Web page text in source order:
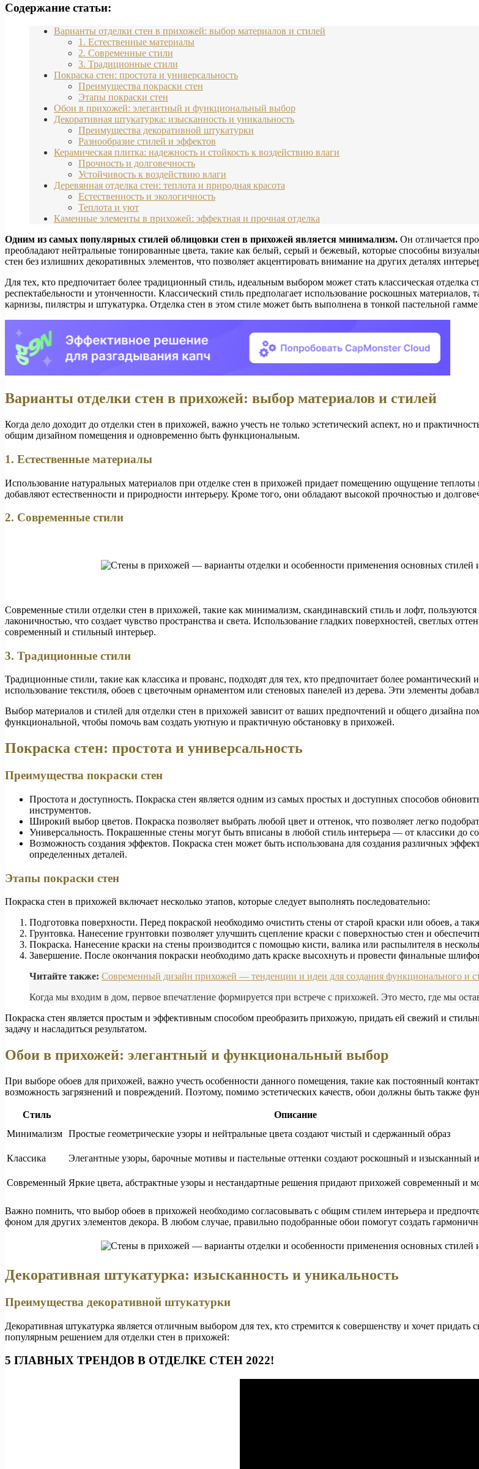
Содержание статьи:
Варианты отделки стен в прихожей: выбор материалов и стилей
1. Естественные материалы
2. Современные стили
3. Традиционные стили
Покраска стен: простота и универсальность
Преимущества покраски стен
Этапы покраски стен
Обои в прихожей: элегантный и функциональный выбор
Декоративная штукатурка: изысканность и уникальность
Преимущества декоративной штукатурки
Разнообразие стилей и эффектов
Керамическая плитка: надежность и стойкость к воздействию влаги
Прочность и долговечность
Устойчивость к воздействию влаги
Деревянная отделка стен: теплота и природная красота
Естественность и экологичность
Теплота и уют
Каменные элементы в прихожей: эффектная и прочная отделка
Одним из самых популярных стилей облицовки стен в прихожей является минимализм. Он отличается
преобладают нейтральные тонированные цвета, такие как белый, серый и бежевый, которые способны
стен без излишних декоративных элементов, что позволяет акцентировать внимание на других деталях
Для тех, кто предпочитает более традиционный стиль, идеальным выбором может стать классическая отделка
респектабельности и утонченности. Классический стиль предполагает использование роскошных
карнизы, пилястры и штукатурка. Отделка стен в этом стиле может быть выполнена в тонкой пастельной
Варианты отделки стен в прихожей: выбор материалов и стилей
Когда дело доходит до отделки стен в прихожей, важно учесть не только эстетический аспект, но и
общим дизайном помещения и одновременно быть функциональным.
1. Естественные материалы
Использование натуральных материалов при отделке стен в прихожей придает помещению ощущение
добавляют естественности и природности интерьеру. Кроме того, они обладают высокой прочностью и
2. Современные стили
Современные стили отделки стен в прихожей, такие как минимализм, скандинавский стиль и лофт,
лаконичностью, что создает чувство пространства и света. Использование гладких поверхностей, светлых
современный и стильный интерьер.
3. Традиционные стили
Традиционные стили, такие как классика и прованс, подходят для тех, кто предпочитает более
использование текстиля, обоев с цветочным орнаментом или стеновых панелей из дерева. Эти элементы
Выбор материалов и стилей для отделки стен в прихожей зависит от ваших предпочтений и общего дизайна
функциональной, чтобы помочь вам создать уютную и практичную обстановку в прихожей.
Покраска стен: простота и универсальность
Преимущества покраски стен
Простота и доступность. Покраска стен является одним из самых простых и доступных способов
инструментов.
Широкий выбор цветов. Покраска позволяет выбрать любой цвет и оттенок, что позволяет легко
Универсальность. Покрашенные стены могут быть вписаны в любой стиль интерьера — от классики до
Возможность создания эффектов. Покраска стен может быть использована для создания различных
определенных деталей.
Этапы покраски стен
Покраска стен в прихожей включает несколько этапов, которые следует выполнять последовательно:
Подготовка поверхности. Перед покраской необходимо очистить стены от старой краски или обоев, а
Грунтовка. Нанесение грунтовки позволяет улучшить сцепление краски с поверхностью стен и
Покраска. Нанесение краски на стены производится с помощью кисти, валика или распылителя в
Завершение. После окончания покраски необходимо дать краске высохнуть и провести финальные
Читайте также: Современный дизайн прихожей — тенденции и идеи для создания функционального и
Когда мы входим в дом, первое впечатление формируется при встрече с прихожей. Это место, где мы
Покраска стен является простым и эффективным способом преобразить прихожую, придать ей свежий и
задачу и насладиться результатом.
Обои в прихожей: элегантный и функциональный выбор
При выборе обоев для прихожей, важно учесть особенности данного помещения, такие как постоянный
возможность загрязнений и повреждений. Поэтому, помимо эстетических качеств, обои должны быть также
Стиль Описание
Минимализм Простые геометрические узоры и нейтральные цвета создают чистый и сдержанный образ
Классика
Элегантные узоры, барочные мотивы и пастельные оттенки создают роскошный и изысканный
Современный Яркие цвета, абстрактные узоры и нестандартные решения придают прихожей современный и
Важно помнить, что выбор обоев в прихожей необходимо согласовывать с общим стилем интерьера и
фоном для других элементов декора. В любом случае, правильно подобранные обои помогут создать
Декоративная штукатурка: изысканность и уникальность
Преимущества декоративной штукатурки
Декоративная штукатурка является отличным выбором для тех, кто стремится к совершенству и хочет
популярным решением для отделки стен в прихожей:
5 ГЛАВНЫХ ТРЕНДОВ В ОТДЕЛКЕ СТЕН 2022!